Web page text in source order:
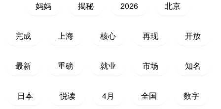
妈妈 揭秘 2026 北京
完成 上海 核心 再现 开放
最新 重磅 就业 市场 知名
日本 悦读 4月 全国 数字